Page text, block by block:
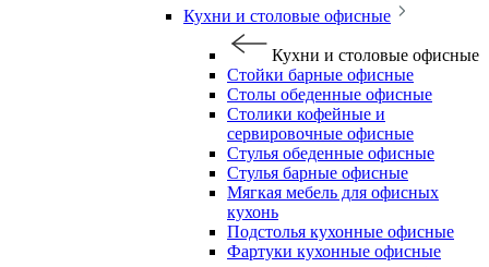
Кухни и столовые офисные
Кухни и столовые офисные
Стойки барные офисные
Столы обеденные офисные
Столики кофейные и
сервировочные офисные
Стулья обеденные офисные
Стулья барные офисные
Мягкая мебель для офисных
кухонь
Подстолья кухонные офисные
Фартуки кухонные офисные